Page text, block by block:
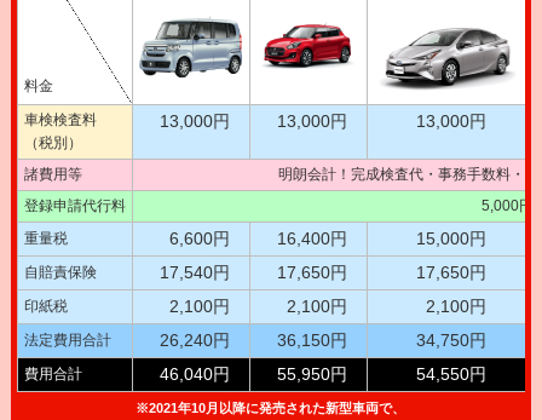
料金
車検検査料
（税別）
13,000円 13,000円 13,000円
諸費用等
明朗会計！完成検査代・事務手数料・
登録申請代行料
5,000円
重量税
6,600円 16,400円 15,000円
自賠責保険 17,540円 17,650円 17,650円
印紙税 2,100円 2,100円 2,100円
法定費用合計 26,240円 36,150円 34,750円
費用合計 46,040円 55,950円 54,550円
※2021年10月以降に発売された新型車両で、